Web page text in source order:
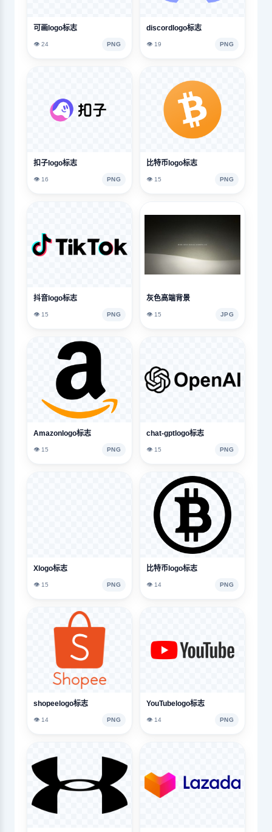
可画logo标志
👁️ 24 PNG
discordlogo标志
👁️ 19 PNG
扣子logo标志
👁️ 16 PNG
比特币logo标志
👁️ 15 PNG
抖音logo标志
👁️ 15 PNG
灰色高端背景
👁️ 15 JPG
Amazonlogo标志
👁️ 15 PNG
chat-gptlogo标志
👁️ 15 PNG
Xlogo标志
👁️ 15 PNG
比特币logo标志
👁️ 14 PNG
shopeelogo标志
👁️ 14 PNG
YouTubelogo标志
👁️ 14 PNG